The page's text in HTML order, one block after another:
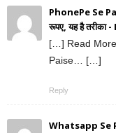
PhonePe Se
रूपए, यह है तरीका
[…] Read
Paise… […]
Reply
Whatsapp Se